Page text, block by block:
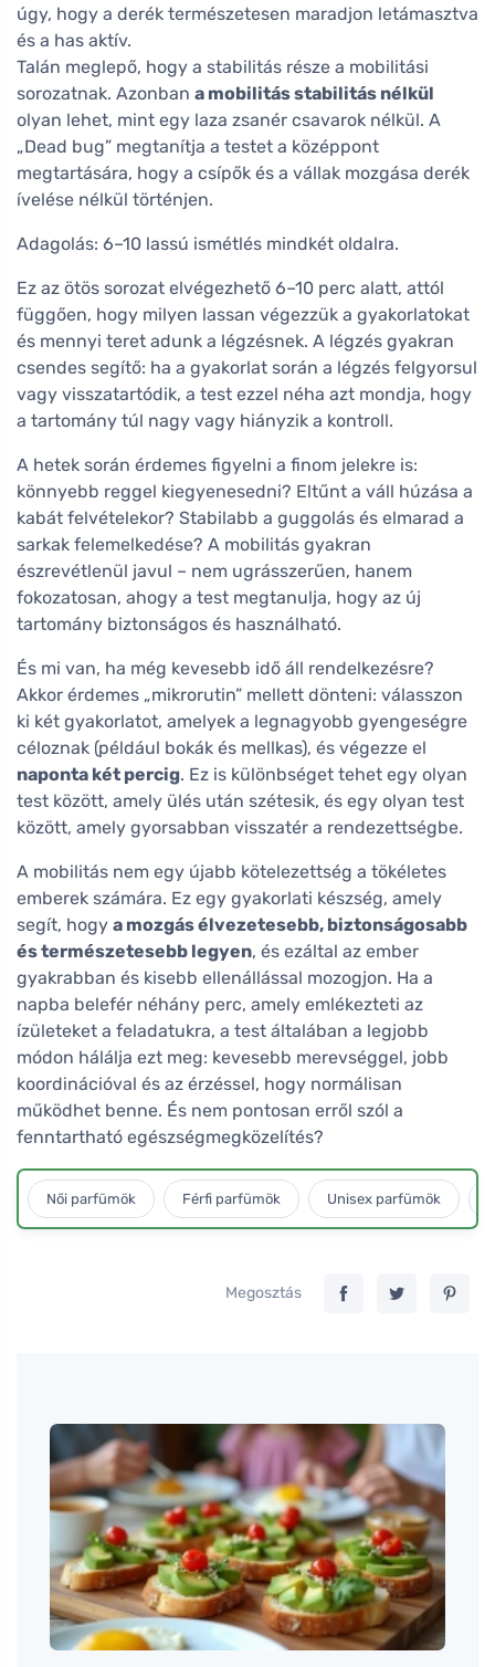
úgy, hogy a derék természetesen maradjon letámasztva
és a has aktív.
Talán meglepő, hogy a stabilitás része a mobilitási
sorozatnak. Azonban a mobilitás stabilitás nélkül
olyan lehet, mint egy laza zsanér csavarok nélkül. A
„Dead bug” megtanítja a testet a középpont
megtartására, hogy a csípők és a vállak mozgása derék
ívelése nélkül történjen.
Adagolás: 6–10 lassú ismétlés mindkét oldalra.
Ez az ötös sorozat elvégezhető 6–10 perc alatt, attól
függően, hogy milyen lassan végezzük a gyakorlatokat
és mennyi teret adunk a légzésnek. A légzés gyakran
csendes segítő: ha a gyakorlat során a légzés felgyorsul
vagy visszatartódik, a test ezzel néha azt mondja, hogy
a tartomány túl nagy vagy hiányzik a kontroll.
A hetek során érdemes figyelni a finom jelekre is:
könnyebb reggel kiegyenesedni? Eltűnt a váll húzása a
kabát felvételekor? Stabilabb a guggolás és elmarad a
sarkak felemelkedése? A mobilitás gyakran
észrevétlenül javul – nem ugrásszerűen, hanem
fokozatosan, ahogy a test megtanulja, hogy az új
tartomány biztonságos és használható.
És mi van, ha még kevesebb idő áll rendelkezésre?
Akkor érdemes „mikrorutin” mellett dönteni: válasszon
ki két gyakorlatot, amelyek a legnagyobb gyengeségre
céloznak (például bokák és mellkas), és végezze el
naponta két percig. Ez is különbséget tehet egy olyan
test között, amely ülés után szétesik, és egy olyan test
között, amely gyorsabban visszatér a rendezettségbe.
A mobilitás nem egy újabb kötelezettség a tökéletes
emberek számára. Ez egy gyakorlati készség, amely
segít, hogy a mozgás élvezetesebb, biztonságosabb
és természetesebb legyen, és ezáltal az ember
gyakrabban és kisebb ellenállással mozogjon. Ha a
napba belefér néhány perc, amely emlékezteti az
ízületeket a feladatukra, a test általában a legjobb
módon hálálja ezt meg: kevesebb merevséggel, jobb
koordinációval és az érzéssel, hogy normálisan
működhet benne. És nem pontosan erről szól a
fenntartható egészségmegközelítés?
Női parfümök Férfi parfümök Unisex parfümök
Megosztás